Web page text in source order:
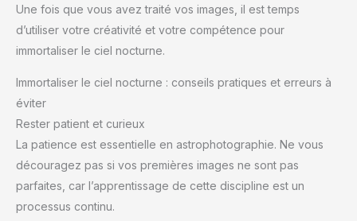
Une fois que vous avez traité vos images, il est temps
d’utiliser votre créativité et votre compétence pour
immortaliser le ciel nocturne.
Immortaliser le ciel nocturne : conseils pratiques et erreurs à
éviter
Rester patient et curieux
La patience est essentielle en astrophotographie. Ne vous
découragez pas si vos premières images ne sont pas
parfaites, car l’apprentissage de cette discipline est un
processus continu.